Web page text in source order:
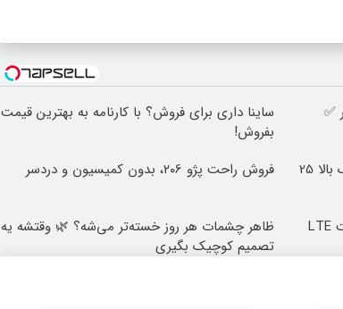
✅
ساینا داری برای فروش؟ با کارنامه به بهترین قیمت
بفروش!
بلفاروپلاستی با 10 میلیون تخفیف 👈 بلک بالا 25
فروش راحت پژو ۲۰6، بدون کمیسیون و دردسر
بدون پیش پرداخت در 4 قسط ✅ اینترنت LTE
ظاهر چشمات هر روز خسته‌تر می‌شه؟ 🌿 وقتشه یه
تصمیم کوچیک بگیری